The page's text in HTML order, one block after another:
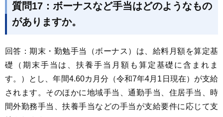
質問17：ボーナスなど手当はどのようなもの
がありますか。
回答：期末・勤勉手当（ボーナス）は、給料月額を算定基
礎（期末手当は、扶養手当月額も算定基礎に含まれま
す。）とし、年間4.60カ月分（令和7年4月1日現在）が支給
されます。そのほかに地域手当、通勤手当、住居手当、時
間外勤務手当、扶養手当などの手当が支給要件に応じて支